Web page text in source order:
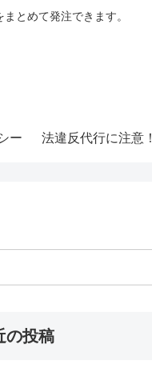
とめて発注できます。
ー 法違反代行に注意！
の投稿